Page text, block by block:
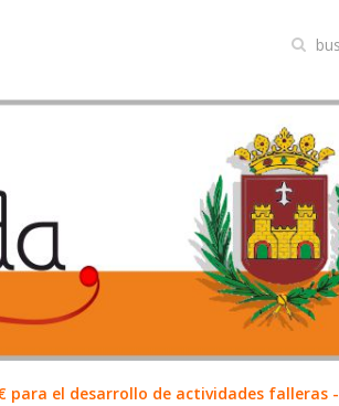
para el desarrollo de actividades falleras -